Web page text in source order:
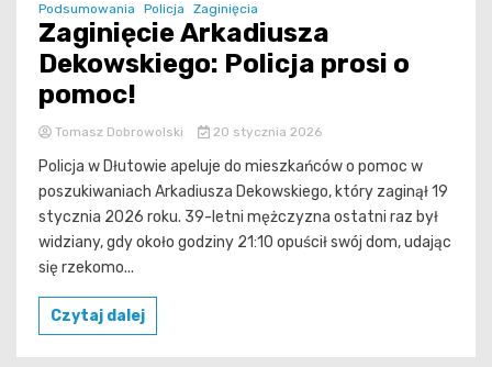
Podsumowania Policja Zaginięcia
Zaginięcie Arkadiusza
Dekowskiego: Policja prosi o
pomoc!
Tomasz Dobrowolski 20 stycznia 2026
Policja w Dłutowie apeluje do mieszkańców o pomoc w
poszukiwaniach Arkadiusza Dekowskiego, który zaginął 19
stycznia 2026 roku. 39-letni mężczyzna ostatni raz był
widziany, gdy około godziny 21:10 opuścił swój dom, udając
się rzekomo...
Czytaj dalej